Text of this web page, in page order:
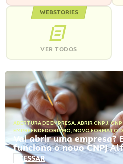
WEBSTORIES
VER TODOS
ABERTURA DE EMPRESA, ABRIR CNPJ,
EMPREENDEDORISMO, NOVO FORMATO
Vai abrir uma empresa?
funciona o novo CNPJ
ACESSAR